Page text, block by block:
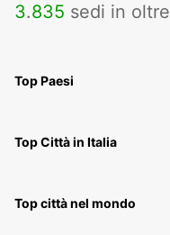
3.835 sedi in oltre
Top Paesi
Top Città in Italia
Top città nel mondo